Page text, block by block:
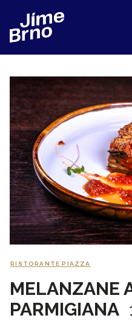
RISTORANTE PIAZZA
MELANZANE
PARMIGIANA